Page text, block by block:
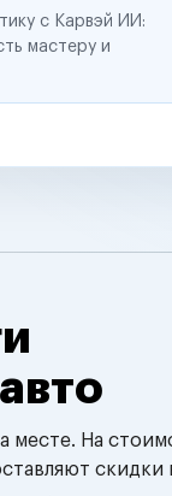
с Карвэй ИИ:
мастеру и
месте. На
скидки